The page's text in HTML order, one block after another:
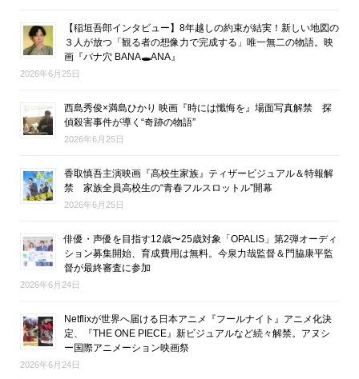
【稲垣吾郎インタビュー】8年越しの約束が結実！新しい地図の
３人が放つ「観る者の想像力で完成する」唯一無二の物語。映
画『バナ穴 BANA🕳ANA』
2026年6月25日
西島秀俊×満島ひかり 映画『時には懺悔を』場面写真解禁 探
偵殺害事件が導く“奇跡の物語”
2026年6月25日
香取慎吾主演映画『高校生家族』ティザービジュアル＆特報解
禁 家族全員高校生の“青春フルスロットル”開幕
2026年6月25日
俳優・声優を目指す12歳〜25歳対象「OPALIS」第2弾オーディ
ション募集開始、育成費用は無料。今泉力哉監督＆門脇康平監
督が最終審査に参加
2026年6月24日
Netflixが世界へ届ける日本アニメ『フールナイト』アニメ化決
定、『THE ONE PIECE』新ビジュアルなど続々解禁。アヌシ
ー国際アニメーション映画祭
2026年6月24日